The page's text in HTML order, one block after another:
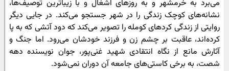
می‌برد به خرمشهر و به روزهای اشغال و با زیبا‌ترین توصیف‌ها،
نشانه‌های کوچک زندگی را در شهر جستجو می‌کند. در جایی دیگر
روایتی از زندگی کردهای کومله را تصویر می‌کند که دود آتشی که به پا
کرده‌اند، عاقبت بر چشم زن و فرزند خودشان می‌رود. اما جنگ و
آثارش مانع از نگاه انتقادی شهید غنی‌پور، جوان نویسنده‌ دهه
شصت، به برخی کاستی‌های جامعه آن دوران نمی‌شود.